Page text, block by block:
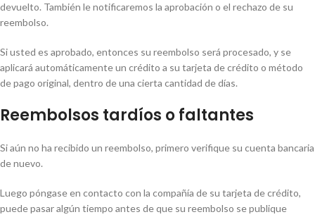
devuelto. También le notificaremos la aprobación o el rechazo de su
reembolso.
Si usted es aprobado, entonces su reembolso será procesado, y se
aplicará automáticamente un crédito a su tarjeta de crédito o método
de pago original, dentro de una cierta cantidad de días.
Reembolsos tardíos o faltantes
Si aún no ha recibido un reembolso, primero verifique su cuenta bancaria
de nuevo.
Luego póngase en contacto con la compañía de su tarjeta de crédito,
puede pasar algún tiempo antes de que su reembolso se publique